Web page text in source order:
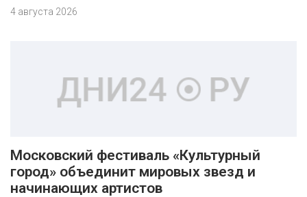
4 августа 2026
Московский фестиваль «Культурный
город» объединит мировых звезд и
начинающих артистов